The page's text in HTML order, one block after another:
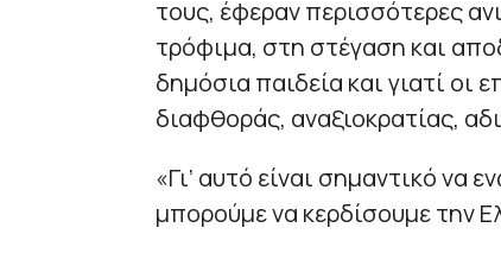
τους, έφεραν περισσότερες
τρόφιμα, στη στέγαση και
δημόσια παιδεία και γιατί οι
διαφθοράς, αναξιοκρατίας,
«Γι’ αυτό είναι σημαντικό να
μπορούμε να κερδίσουμε την